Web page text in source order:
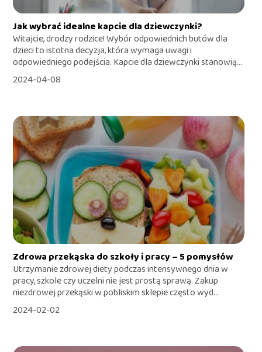
Jak wybrać idealne kapcie dla dziewczynki?
Witajcie, drodzy rodzice! Wybór odpowiednich butów dla
dzieci to istotna decyzja, która wymaga uwagi i
odpowiedniego podejścia. Kapcie dla dziewczynki stanowią...
2024-04-08
Zdrowa przekąska do szkoły i pracy – 5 pomysłów
Utrzymanie zdrowej diety podczas intensywnego dnia w
pracy, szkole czy uczelni nie jest prostą sprawą. Zakup
niezdrowej przekąski w pobliskim sklepie często wyd...
2024-02-02